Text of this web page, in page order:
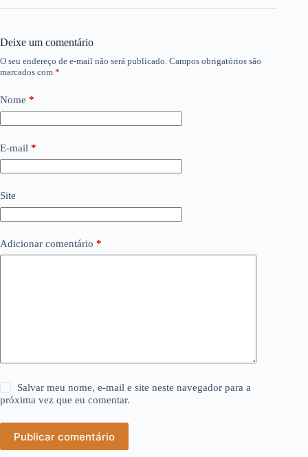
Deixe um comentário
O seu endereço de e-mail não será publicado. Campos obrigatórios são
marcados com *
Nome *
E-mail *
Site
Adicionar comentário *
Salvar meu nome, e-mail e site neste navegador para a
próxima vez que eu comentar.
Publicar comentário